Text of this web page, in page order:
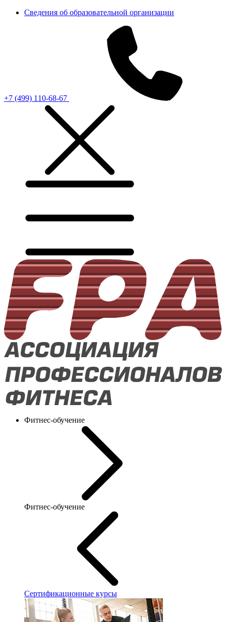
Сведения об образовательной организации
+7 (499) 110-68-67
Фитнес-обучение
Фитнес-обучение
Сертификационные курсы